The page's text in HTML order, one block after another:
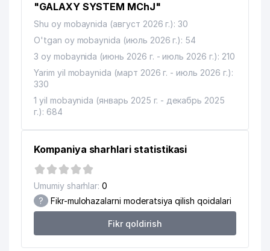
"GALAXY SYSTEM MChJ"
Shu oy mobaynida (август 2026 г.): 30
O'tgan oy mobaynida (июль 2026 г.): 54
3 oy mobaynida (июнь 2026 г. - июль 2026 г.): 210
Yarim yil mobaynida (март 2026 г. - июль 2026 г.):
330
1 yil mobaynida (январь 2025 г. - декабрь 2025
г.): 684
Kompaniya sharhlari statistikasi
Umumiy sharhlar: 0
? Fikr-mulohazalarni moderatsiya qilish qoidalari
Fikr qoldirish